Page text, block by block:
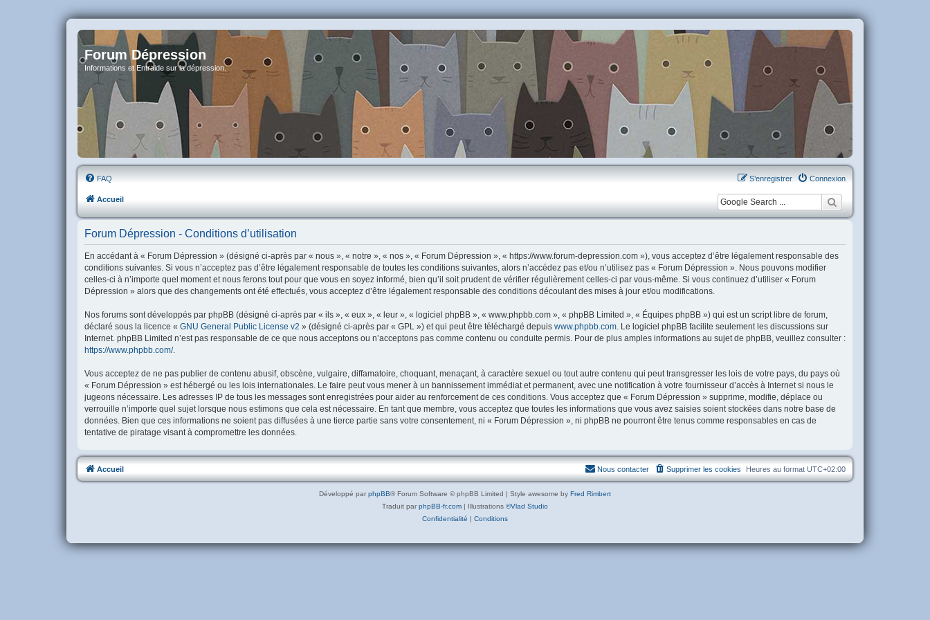
Forum Dépression
Informations et Entraide sur la dépression.
FAQ Connexion
S’enregistrer
Accueil
Forum Dépression - Conditions d’utilisation
En accédant à « Forum Dépression » (désigné ci-après par « nous », « notre », « nos », « Forum Dépression », « https://www.forum-depression.com »), vous acceptez d’être légalement responsable des
conditions suivantes. Si vous n’acceptez pas d’être légalement responsable de toutes les conditions suivantes, alors n’accédez pas et/ou n’utilisez pas « Forum Dépression ». Nous pouvons modifier
celles-ci à n’importe quel moment et nous ferons tout pour que vous en soyez informé, bien qu’il soit prudent de vérifier régulièrement celles-ci par vous-même. Si vous continuez d’utiliser « Forum
Dépression » alors que des changements ont été effectués, vous acceptez d’être légalement responsable des conditions découlant des mises à jour et/ou modifications.
Nos forums sont développés par phpBB (désigné ci-après par « ils », « eux », « leur », « logiciel phpBB », « www.phpbb.com », « phpBB Limited », « Équipes phpBB ») qui est un script libre de forum,
déclaré sous la licence « GNU General Public License v2 » (désigné ci-après par « GPL ») et qui peut être téléchargé depuis www.phpbb.com. Le logiciel phpBB facilite seulement les discussions sur
Internet. phpBB Limited n’est pas responsable de ce que nous acceptons ou n’acceptons pas comme contenu ou conduite permis. Pour de plus amples informations au sujet de phpBB, veuillez consulter :
https://www.phpbb.com/.
Vous acceptez de ne pas publier de contenu abusif, obscène, vulgaire, diffamatoire, choquant, menaçant, à caractère sexuel ou tout autre contenu qui peut transgresser les lois de votre pays, du pays où
« Forum Dépression » est hébergé ou les lois internationales. Le faire peut vous mener à un bannissement immédiat et permanent, avec une notification à votre fournisseur d’accès à Internet si nous le
jugeons nécessaire. Les adresses IP de tous les messages sont enregistrées pour aider au renforcement de ces conditions. Vous acceptez que « Forum Dépression » supprime, modifie, déplace ou
verrouille n’importe quel sujet lorsque nous estimons que cela est nécessaire. En tant que membre, vous acceptez que toutes les informations que vous avez saisies soient stockées dans notre base de
données. Bien que ces informations ne soient pas diffusées à une tierce partie sans votre consentement, ni « Forum Dépression », ni phpBB ne pourront être tenus comme responsables en cas de
tentative de piratage visant à compromettre les données.
Accueil Heures au format UTC+02:00
Supprimer les cookies
Nous contacter
Développé par phpBB® Forum Software © phpBB Limited | Style awesome by Fred Rimbert
Traduit par phpBB-fr.com | Illustrations ©Vlad Studio
Confidentialité | Conditions